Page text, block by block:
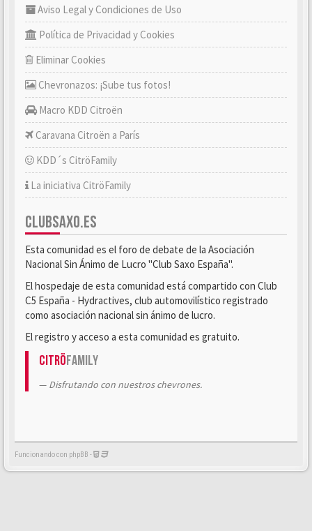
Aviso Legal y Condiciones de Uso
Política de Privacidad y Cookies
Eliminar Cookies
Chevronazos: ¡Sube tus fotos!
Macro KDD Citroën
Caravana Citroën a París
KDD´s CitröFamily
La iniciativa CitröFamily
CLUBSAXO.ES
Esta comunidad es el foro de debate de la Asociación
Nacional Sin Ánimo de Lucro "Club Saxo España".
El hospedaje de esta comunidad está compartido con Club
C5 España - Hydractives, club automovilístico registrado
como asociación nacional sin ánimo de lucro.
El registro y acceso a esta comunidad es gratuito.
CitröFamily
Disfrutando con nuestros chevrones.
Funcionando con phpBB -